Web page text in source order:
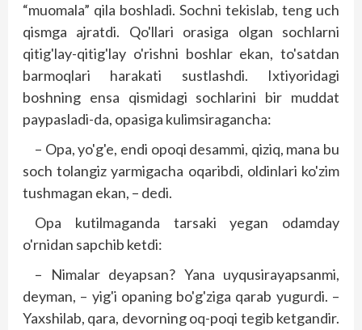
“muomala” qila bosh­ladi. Sochni tekislab, teng uch
qismga ajratdi. Qo'llari orasiga olgan sochlarni
qitig'lay-qitig'lay o'rishni bosh­lar ekan, to'satdan
barmoqlari harakati sustlashdi. Ixtiyoridagi
boshning ensa qismidagi sochlarini bir muddat
paypasladi-da, opasiga kulimsiragancha:
– Opa, yo'g'e, endi opoqi desammi, qiziq, mana bu
soch tolangiz yarmigacha oqaribdi, oldinlari ko'zim
tushmagan ekan, – dedi.
Opa kutilmaganda tarsaki yegan odamday
o'rnidan sapchib ketdi:
– Nimalar deyapsan? Yana uyqusirayapsanmi,
deyman, – yig'i opaning bo'g'ziga qarab yugurdi. –
Yaxshilab, qara, devorning oq-poqi tegib ketgandir.